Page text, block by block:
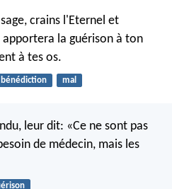
crains l'Eternel et
apportera la guérison à ton
à tes os.
bénédiction mal
leur dit: «Ce ne sont pas
de médecin, mais les